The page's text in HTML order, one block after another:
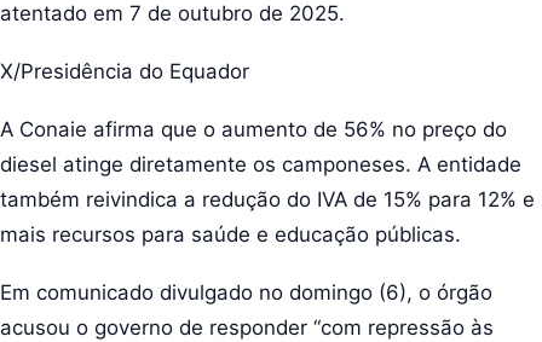
atentado em 7 de outubro de 2025.
X/Presidência do Equador
A Conaie afirma que o aumento de 56% no preço do
diesel atinge diretamente os camponeses. A entidade
também reivindica a redução do IVA de 15% para 12% e
mais recursos para saúde e educação públicas.
Em comunicado divulgado no domingo (6), o órgão
acusou o governo de responder “com repressão às